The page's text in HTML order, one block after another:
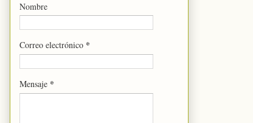
Nombre
Correo electrónico *
Mensaje *